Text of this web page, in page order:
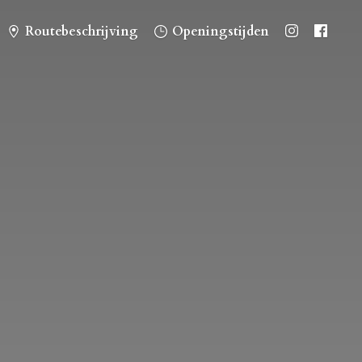
Routebeschrijving Openingstijden